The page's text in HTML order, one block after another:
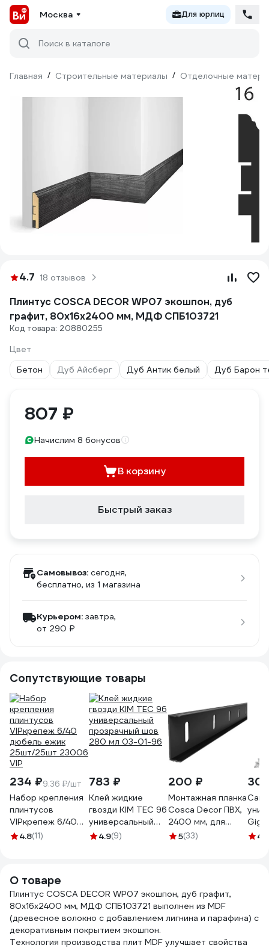
Москва Для юрлиц
Поиск в каталоге
Главная / Строительные материалы / Отделочные
4.7 18 отзывов
Плинтус COSCA DECOR WP07 экошпон, дуб
графит, 80x16x2400 мм, МДФ СПБ103721
Код товара: 20880255
Цвет
Бетон
Дуб Айсберг Дуб Антик белый Дуб Барон
807 ₽
Начислим 8 бонусов
В корзину
Быстрый заказ
Самовывоз: сегодня,
бесплатно, из 1 магазина
Курьером: завтра,
от 290 ₽
Сопутствующие товары
234 ₽9.36 ₽/шт
Набор крепления
плинтусов
VIPкрепеж 6/40
дюбель ежик
4.8(11)
783 ₽
Клей жидкие
гвозди KIM TEC 96
универсальный
прозрачный шов
4.9(9)
200 ₽
Монтажная планка
Cosca Decor ПВХ,
2400 мм, для
плинтуса МДФ
5(33) 4.9
О товаре
Плинтус COSCA DECOR WP07 экошпон, дуб графит,
80x16x2400 мм, МДФ СПБ103721 выполнен из MDF
(древесное волокно с добавлением лигнина и парафина) с
декоративным покрытием экошпон.
Технология производства плит MDF улучшает свойства